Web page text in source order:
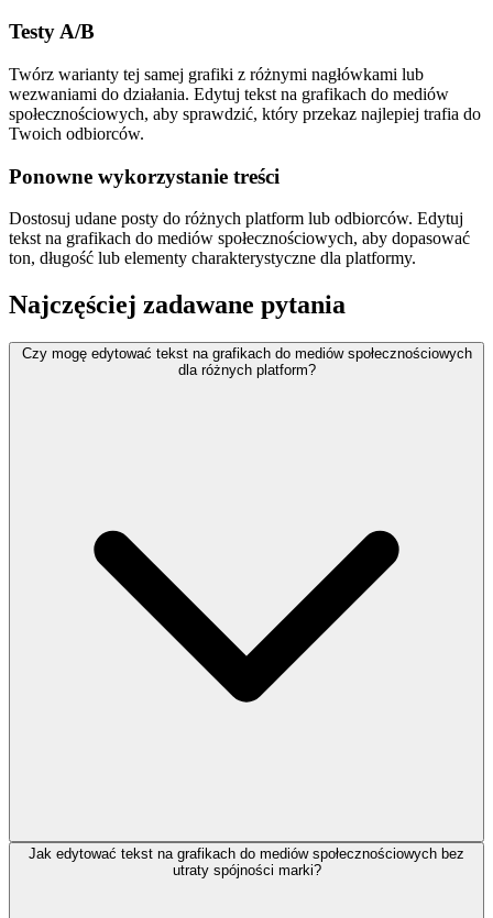
Testy A/B
Twórz warianty tej samej grafiki z różnymi nagłówkami lub
wezwaniami do działania. Edytuj tekst na grafikach do mediów
społecznościowych, aby sprawdzić, który przekaz najlepiej trafia do
Twoich odbiorców.
Ponowne wykorzystanie treści
Dostosuj udane posty do różnych platform lub odbiorców. Edytuj
tekst na grafikach do mediów społecznościowych, aby dopasować
ton, długość lub elementy charakterystyczne dla platformy.
Najczęściej zadawane pytania
Czy mogę edytować tekst na grafikach do mediów społecznościowych
dla różnych platform?
Jak edytować tekst na grafikach do mediów społecznościowych bez
utraty spójności marki?